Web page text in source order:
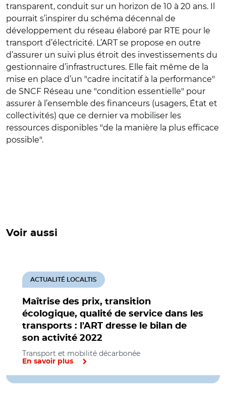
transparent, conduit sur un horizon de 10 à 20 ans. Il
pourrait s’inspirer du schéma décennal de
développement du réseau élaboré par RTE pour le
transport d’électricité. L’ART se propose en outre
d’assurer un suivi plus étroit des investissements du
gestionnaire d’infrastructures. Elle fait même de la
mise en place d’un "cadre incitatif à la performance"
de SNCF Réseau une "condition essentielle" pour
assurer à l’ensemble des financeurs (usagers, État et
collectivités) que ce dernier va mobiliser les
ressources disponibles "de la manière la plus efficace
possible".
Voir aussi
Maîtrise des prix, transition
écologique, qualité de service dans les
transports : l'ART dresse le bilan de
son activité 2022
ACTUALITÉ LOCALTIS
Transport et mobilité décarbonée
En savoir plus